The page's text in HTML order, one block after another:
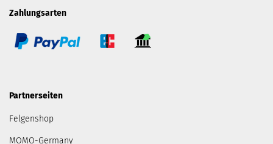
Zahlungsarten
Partnerseiten
Felgenshop
MOMO-Germany